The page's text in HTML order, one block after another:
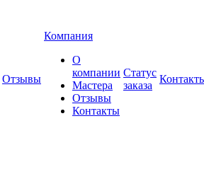
Отзывы
Компания
О
компании
Мастера
Отзывы
Контакты
Статус
заказа